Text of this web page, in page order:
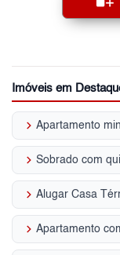
Imóveis em
keyboard_arrow_right
keyboard_arrow_right Sobrado com
keyboard_arrow_right Alugar Casa
keyboard_arrow_right